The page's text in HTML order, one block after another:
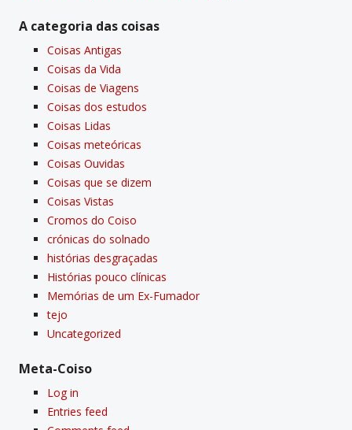
A categoria das coisas
Coisas Antigas
Coisas da Vida
Coisas de Viagens
Coisas dos estudos
Coisas Lidas
Coisas meteóricas
Coisas Ouvidas
Coisas que se dizem
Coisas Vistas
Cromos do Coiso
crónicas do solnado
histórias desgraçadas
Histórias pouco clí­nicas
Memórias de um Ex-Fumador
tejo
Uncategorized
Meta-Coiso
Log in
Entries feed